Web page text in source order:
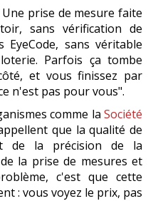
prise de mesure faite
sans vérification de
sans véritable
Parfois ça tombe
et vous finissez par
n'est pas pour vous".
comme la Société
que la qualité de
de la précision de la
la prise de mesures et
c'est que cette
: vous voyez le prix, pas